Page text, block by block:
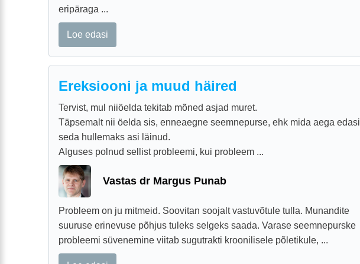
eripäraga ...
Loe edasi
Ereksiooni ja muud häired
Tervist, mul niiöelda tekitab mõned asjad muret.
Täpsemalt nii öelda sis, enneaegne seemnepurse, ehk mida aega edasi
seda hullemaks asi läinud.
Alguses polnud sellist probleemi, kui probleem ...
Vastas dr Margus Punab
Probleem on ju mitmeid. Soovitan soojalt vastuvõtule tulla. Munandite
suuruse erinevuse põhjus tuleks selgeks saada. Varase seemnepurske
probleemi süvenemine viitab sugutrakti kroonilisele põletikule, ...